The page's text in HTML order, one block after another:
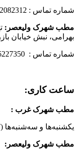
شماره تماس : 22082312 – 22386106
مطب شهرک ولیعصر:
بهرامی، نبش خیابان
شماره تماس : 66227350
ساعت کاری:
مطب شهرک غرب :
یکشنبه‌ها و سه‌شنبه‌ها (17-13)
مطب شهرک ولیعصر: